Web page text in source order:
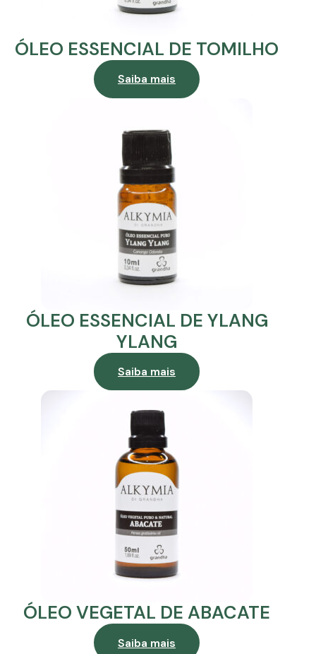
ÓLEO ESSENCIAL DE TOMILHO
Saiba mais
ÓLEO ESSENCIAL DE YLANG
YLANG
Saiba mais
ÓLEO VEGETAL DE ABACATE
Saiba mais